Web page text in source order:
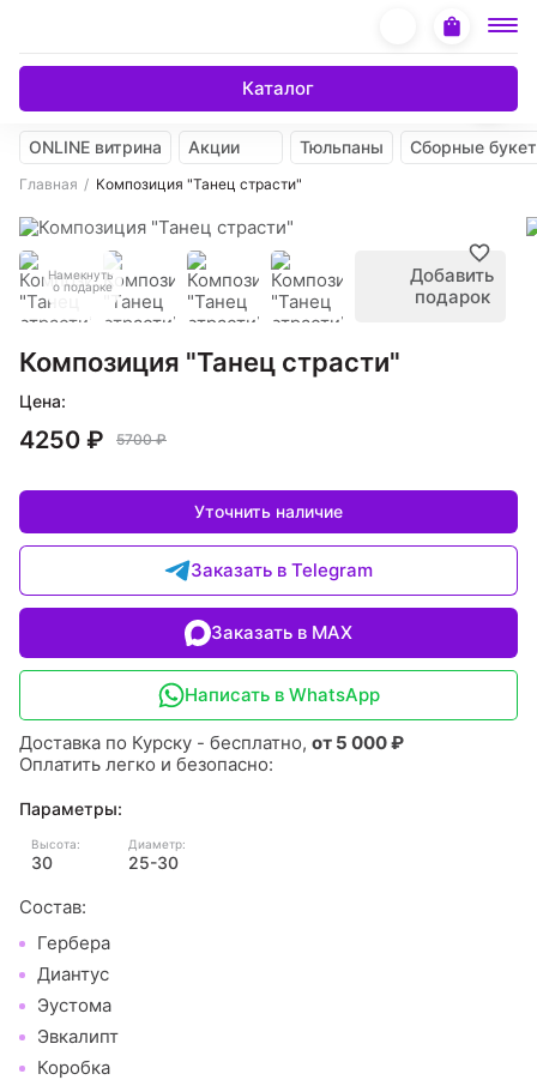
Каталог
ONLINE витрина Акции Тюльпаны Сборные
Главная Композиция "Танец страсти"
Намекнуть
о подарке
Добавить
подарок
Композиция "Танец страсти"
Цена:
4250 ₽ 5700 ₽
Уточнить наличие
Заказать в Telegram
Заказать в MAX
Написать в WhatsApp
Доставка по Курску - бесплатно, от 5 000 ₽
Оплатить легко и безопасно:
Параметры:
Высота:
30
Диаметр:
25-30
Состав:
Гербера
Диантус
Эустома
Эвкалипт
Коробка